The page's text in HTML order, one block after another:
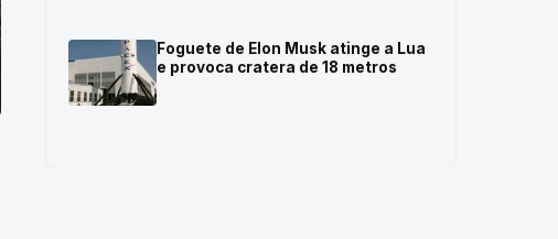
Foguete de Elon Musk atinge a Lua
e provoca cratera de 18 metros